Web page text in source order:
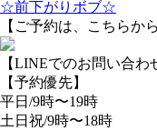
☆前下がりボブ☆
【ご予約は、こちらから
【LINEでのお問い合わ
【予約優先】
平日/9時〜19時
土日祝/9時〜18時